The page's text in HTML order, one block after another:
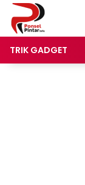
Langsung
konten
TRIK GADGET